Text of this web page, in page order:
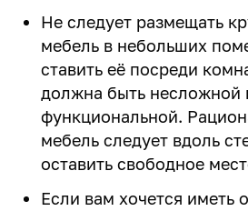
Не следует размещать
мебель в небольших
ставить её посреди
должна быть несложной
функциональной.
мебель следует вдоль
оставить свободное
Если вам хочется иметь